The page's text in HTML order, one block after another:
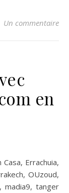
Un commentaire
en
OUzoud,
madia9, tanger